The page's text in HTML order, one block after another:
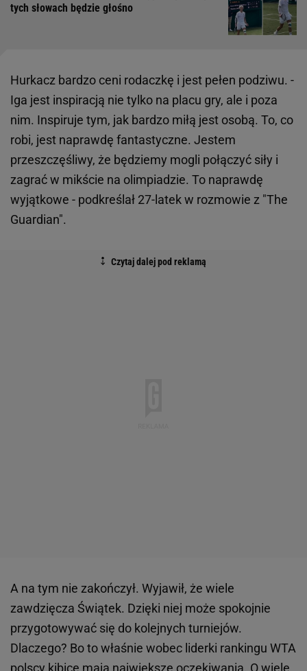
tych słowach będzie głośno
Hurkacz bardzo ceni rodaczkę i jest pełen podziwu. -
Iga jest inspiracją nie tylko na placu gry, ale i poza
nim. Inspiruje tym, jak bardzo miłą jest osobą. To, co
robi, jest naprawdę fantastyczne. Jestem
przeszczęśliwy, że będziemy mogli połączyć siły i
zagrać w mikście na olimpiadzie. To naprawdę
wyjątkowe - podkreślał 27-latek w rozmowie z "The
Guardian".
A na tym nie zakończył. Wyjawił, że wiele
zawdzięcza Świątek. Dzięki niej może spokojnie
przygotowywać się do kolejnych turniejów.
Dlaczego? Bo to właśnie wobec liderki rankingu WTA